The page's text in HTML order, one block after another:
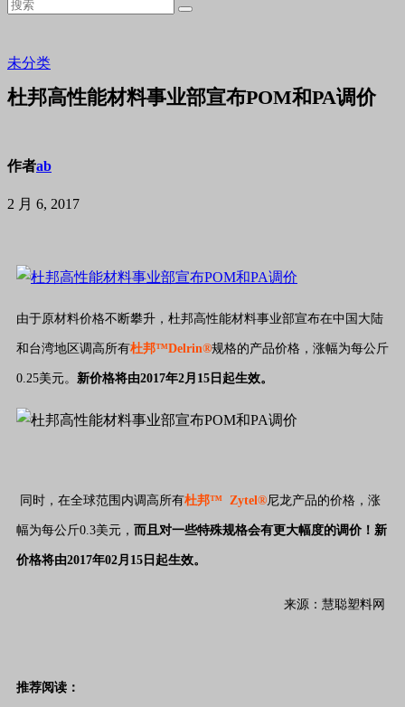
未分类
杜邦高性能材料事业部宣布POM和PA调价
作者ab
2 月 6, 2017
由于原材料价格不断攀升，杜邦高性能材料事业部宣布在中国大陆
和台湾地区调高所有杜邦™Delrin®规格的产品价格，涨幅为每公斤
0.25美元。 新价格将由2017年2月15日起生效。
同时，在全球范围内调高所有杜邦™ Zytel®尼龙产品的价格，涨
幅为每公斤0.3美元， 而且对一些特殊规格会有更大幅度的调价！ 新
价格将由2017年02月15日起生效。
来源：慧聪塑料网
推荐阅读：